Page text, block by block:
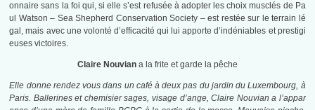
onnaire sans la foi qui, si elle s’est refusée à adopter les choix musclés de Pa
ul Watson – Sea Shepherd Conservation Society – est restée sur le terrain lé
gal, mais avec une volonté d’efficacité qui lui apporte d’indéniables et prestigi
euses victoires.
Claire Nouvian a la frite et garde la pêche
Elle donne rendez vous dans un café à deux pas du jardin du Luxembourg, à
Paris. Ballerines et chemisier sages, visage d’ange, Claire Nouvian a l’appar